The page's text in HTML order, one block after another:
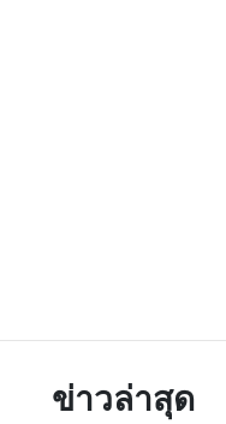
ข่าวล่าสุด